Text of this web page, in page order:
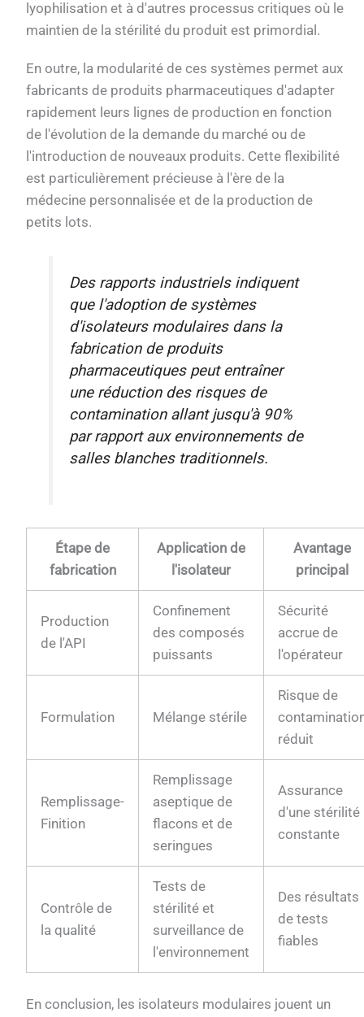
lyophilisation et à d'autres processus critiques où le
maintien de la stérilité du produit est primordial.
En outre, la modularité de ces systèmes permet aux
fabricants de produits pharmaceutiques d'adapter
rapidement leurs lignes de production en fonction
de l'évolution de la demande du marché ou de
l'introduction de nouveaux produits. Cette flexibilité
est particulièrement précieuse à l'ère de la
médecine personnalisée et de la production de
petits lots.
Des rapports industriels indiquent
que l'adoption de systèmes
d'isolateurs modulaires dans la
fabrication de produits
pharmaceutiques peut entraîner
une réduction des risques de
contamination allant jusqu'à 90%
par rapport aux environnements de
salles blanches traditionnels.
Étape de
fabrication
Application de
l'isolateur
Avantage
principal
Production
de l'API
Confinement
des composés
puissants
Sécurité
accrue de
l'opérateur
Formulation Mélange stérile
Risque de
réduit
Remplissage-
Finition
Remplissage
aseptique de
flacons et de
seringues
Assurance
d'une stérilité
constante
Contrôle de
la qualité
Tests de
stérilité et
surveillance de
l'environnement
Des résultats
de tests
fiables
En conclusion, les isolateurs modulaires jouent un